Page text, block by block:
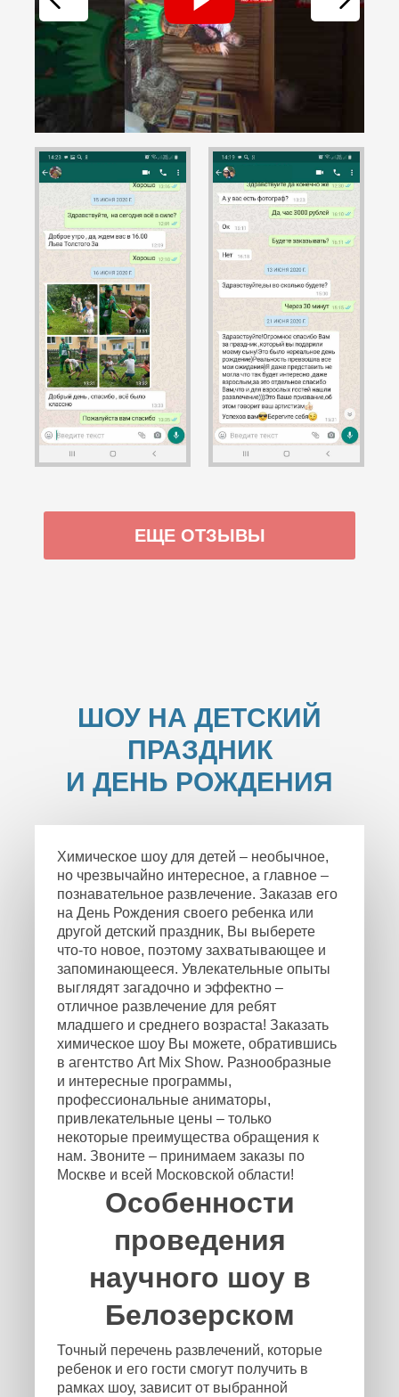
ЕЩЕ ОТЗЫВЫ
ШОУ НА ДЕТСКИЙ
ПРАЗДНИК
И ДЕНЬ РОЖДЕНИЯ
Химическое шоу для детей – необычное,
но чрезвычайно интересное, а главное –
познавательное развлечение. Заказав его
на День Рождения своего ребенка или
другой детский праздник, Вы выберете
что-то новое, поэтому захватывающее и
запоминающееся. Увлекательные опыты
выглядят загадочно и эффектно –
отличное развлечение для ребят
младшего и среднего возраста! Заказать
химическое шоу Вы можете, обратившись
в агентство Art Mix Show. Разнообразные
и интересные программы,
профессиональные аниматоры,
привлекательные цены – только
некоторые преимущества обращения к
нам. Звоните – принимаем заказы по
Москве и всей Московской области!
Особенности
проведения
научного шоу в
Белозерском
Точный перечень развлечений, которые
ребенок и его гости смогут получить в
рамках шоу, зависит от выбранной